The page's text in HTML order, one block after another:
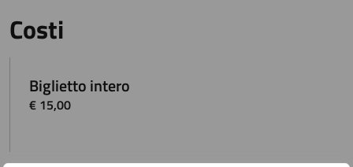
Costi
Biglietto intero
€ 15,00